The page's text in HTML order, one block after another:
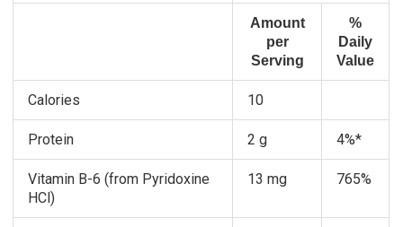
Amount
per
Serving
%
Daily
Value
Calories 10
Protein 2 g 4%*
Vitamin B-6 (from Pyridoxine
HCl)
13 mg 765%